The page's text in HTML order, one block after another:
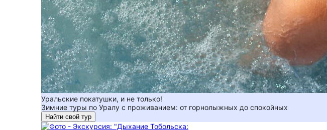
Уральские покатушки, и не только!
Зимние туры по Уралу с проживанием: от горнолыжных до спокойных
Найти свой тур